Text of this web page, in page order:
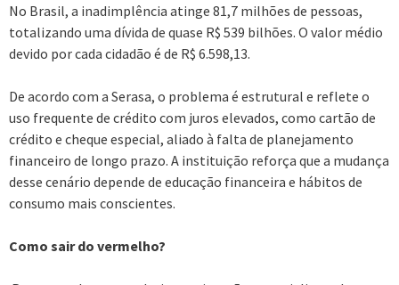
No Brasil, a inadimplência atinge 81,7 milhões de pessoas,
totalizando uma dívida de quase R$ 539 bilhões. O valor médio
devido por cada cidadão é de R$ 6.598,13.
De acordo com a Serasa, o problema é estrutural e reflete o
uso frequente de crédito com juros elevados, como cartão de
crédito e cheque especial, aliado à falta de planejamento
financeiro de longo prazo. A instituição reforça que a mudança
desse cenário depende de educação financeira e hábitos de
consumo mais conscientes.
Como sair do vermelho?